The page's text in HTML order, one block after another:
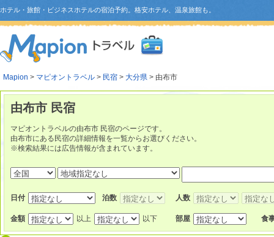
ホテル・旅館・ビジネスホテルの宿泊予約。格安ホテル、温泉旅館も。
Mapion > マピオントラベル > 民宿 > 大分県 > 由布市
由布市 民宿
マピオントラベルの由布市 民宿のページです。
由布市にある民宿の詳細情報を一覧からお選びください。
※検索結果には広告情報が含まれています。
日付 泊数 人数
金額 以上 以下 部屋 食